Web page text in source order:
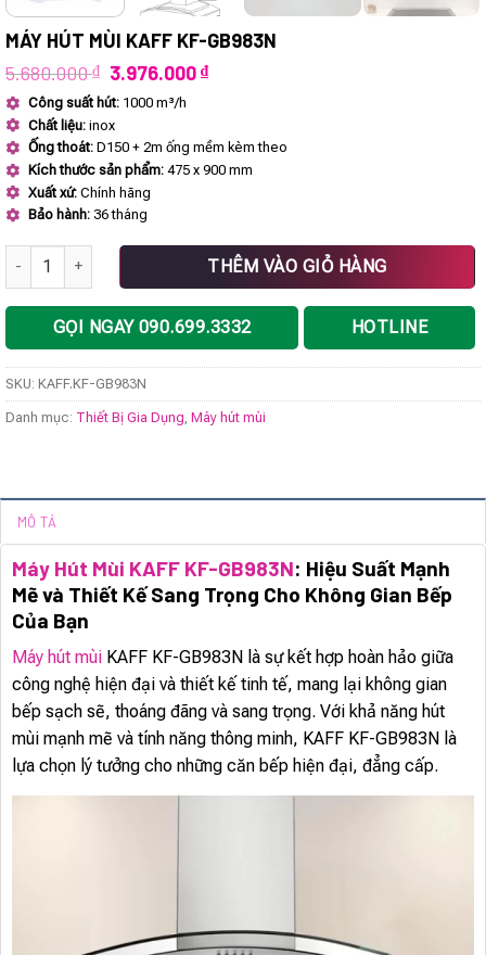
MÁY HÚT MÙI KAFF KF-GB983N
5.680.000₫ Giá
gốc
là:
5.680.000 ₫.
3.976.000₫Giá
3.976.000 ₫.
Công suất hút: 1000 m³/h
Chất liệu: inox
Ống thoát: D150 + 2m ống mềm kèm theo
Kích thước sản phẩm: 475 x 900 mm
Xuất xứ: Chính hãng
Bảo hành: 36 tháng
Máy hút mùi KAFF KF-GB983N số lượngTHÊM VÀO GIỎ HÀNG
GỌI NGAY 090.699.3332 HOTLINE
SKU: KAFF.KF-GB983N
Danh mục: Thiết Bị Gia Dụng Máy hút mùi
MÔ TẢ
Máy Hút Mùi KAFF KF-GB983N: Hiệu Suất Mạnh
Mẽ và Thiết Kế Sang Trọng Cho Không Gian Bếp
Của Bạn
Máy hút mùi KAFF KF-GB983N là sự kết hợp hoàn hảo giữa
công nghệ hiện đại và thiết kế tinh tế, mang lại không gian
bếp sạch sẽ, thoáng đãng và sang trọng. Với khả năng hút
mùi mạnh mẽ và tính năng thông minh, KAFF KF-GB983N là
lựa chọn lý tưởng cho những căn bếp hiện đại, đẳng cấp.